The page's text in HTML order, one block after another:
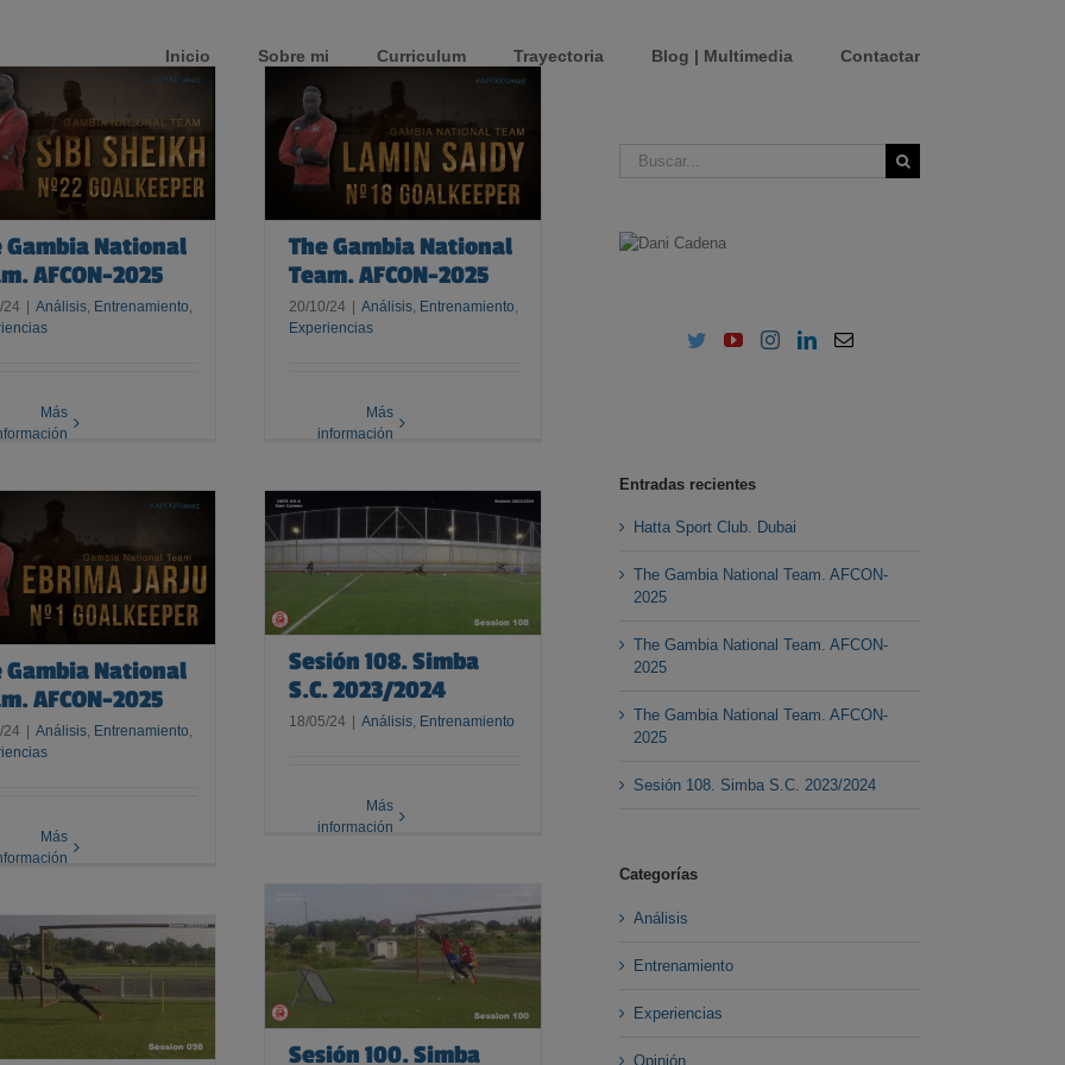
Inicio Sobre mi Curriculum Trayectoria Blog | Multimedia Contactar
Gambia National
AFCON-2025
24 | Análisis Entrenamiento
Más
The Gambia National Team.
AFCON-2025
The Gambia National
Team. AFCON-2025
20/10/24 Análisis, Entrenamiento,
Experiencias
Más
información
Gambia National
AFCON-2025
24 | Análisis Entrenamiento
Más
Sesión 108. Simba S.C.
2023/2024
Sesión 108. Simba
S.C. 2023/2024
18/05/24 Análisis, Entrenamiento
Más
información
Sesión 100. Simba S.C.
2023/2024
Sesión 100. Simba
Buscar:
Entradas recientes
Hatta Sport Club. Dubai
The Gambia National Team. AFCON-
2025
The Gambia National Team. AFCON-
2025
The Gambia National Team. AFCON-
2025
Sesión 108. Simba S.C. 2023/2024
Categorías
Análisis
Entrenamiento
Experiencias
Opinión